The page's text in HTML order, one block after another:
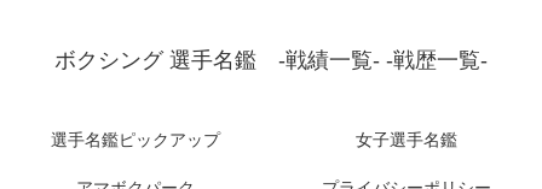
ボクシング 選手名鑑 -戦績一覧- -戦歴一覧-
選手名鑑ピックアップ 女子選手名鑑